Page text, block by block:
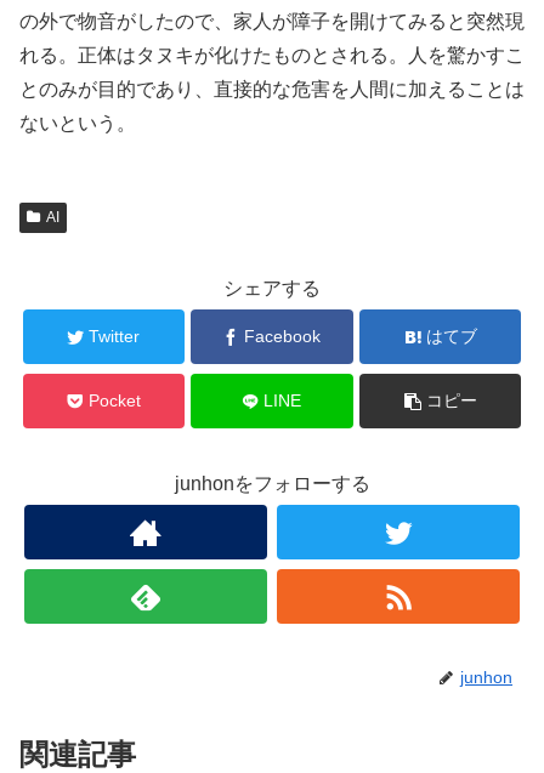
の外で物音がしたので、家人が障子を開けてみると突然現
れる。正体はタヌキが化けたものとされる。人を驚かすこ
とのみが目的であり、直接的な危害を人間に加えることは
ないという。
AI
シェアする
Twitter Facebook はてブ
Pocket LINE コピー
junhonをフォローする
junhon
関連記事